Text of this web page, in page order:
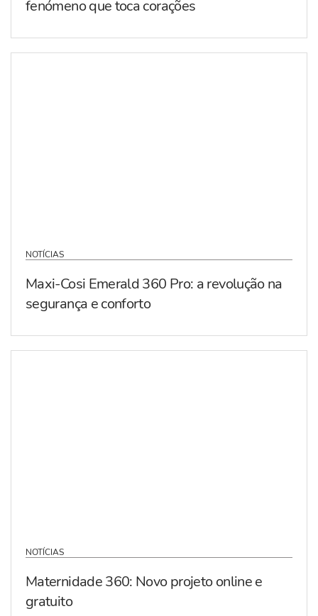
fenómeno que toca corações
NOTÍCIAS
Maxi-Cosi Emerald 360 Pro: a revolução na
segurança e conforto
NOTÍCIAS
Maternidade 360: Novo projeto online e
gratuito